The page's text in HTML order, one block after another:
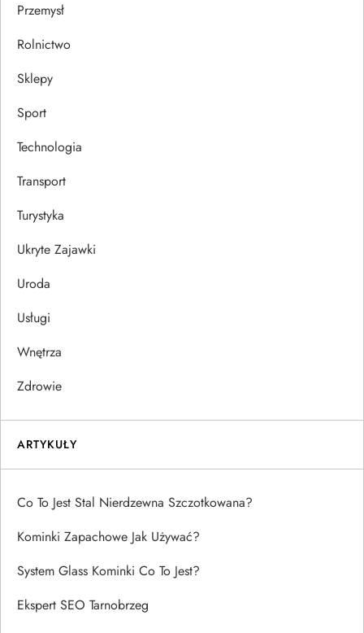
Przemysł
Rolnictwo
Sklepy
Sport
Technologia
Transport
Turystyka
Ukryte Zajawki
Uroda
Usługi
Wnętrza
Zdrowie
ARTYKUŁY
Co To Jest Stal Nierdzewna Szczotkowana?
Kominki Zapachowe Jak Używać?
System Glass Kominki Co To Jest?
Ekspert SEO Tarnobrzeg